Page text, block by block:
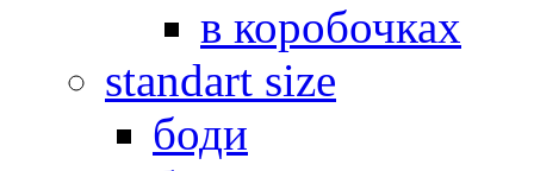
в коробочках
standart size
боди